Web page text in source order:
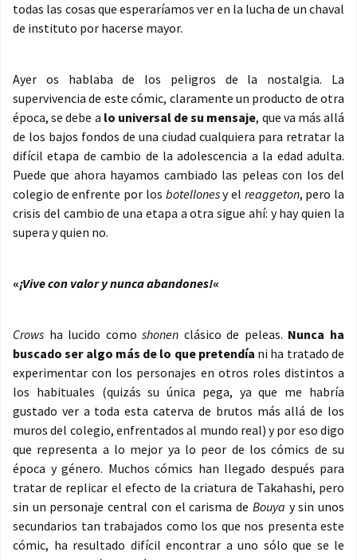
todas las cosas que esperaríamos ver en la lucha de un chaval
de instituto por hacerse mayor.
Ayer os hablaba de los peligros de la nostalgia. La
supervivencia de este cómic, claramente un producto de otra
época, se debe a lo universal de su mensaje, que va más allá
de los bajos fondos de una ciudad cualquiera para retratar la
difícil etapa de cambio de la adolescencia a la edad adulta.
Puede que ahora hayamos cambiado las peleas con los del
colegio de enfrente por los botellonesy el reaggeton, pero la
crisis del cambio de una etapa a otra sigue ahí: y hay quien la
supera y quien no.
«¡Vive con valor y nunca abandones!«
Crows ha lucido comoshonen clásico de peleas. Nunca ha
buscado ser algo más de lo que pretendía ni ha tratado de
experimentar con los personajes en otros roles distintos a
los habituales (quizás su única pega, ya que me habría
gustado ver a toda esta caterva de brutos más allá de los
muros del colegio, enfrentados al mundo real) y por eso digo
que representa a lo mejor ya lo peor de los cómics de su
época y género. Muchos cómics han llegado después para
tratar de replicar el efecto de la criatura de Takahashi, pero
sin un personaje central con el carisma de Bouya y sin unos
secundarios tan trabajados como los que nos presenta este
cómic, ha resultado difícil encontrar a uno sólo que se le